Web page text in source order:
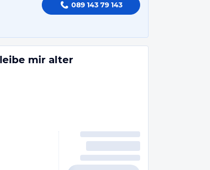
089 143 79 143
mir alter